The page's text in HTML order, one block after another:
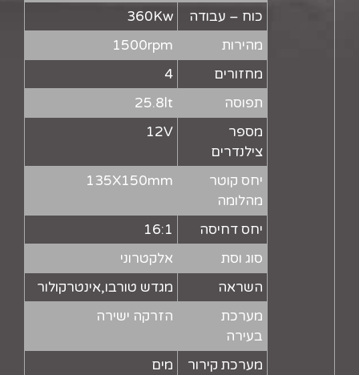
כוח – עבודה
360Kw
מהירות
1500rpm
מחזורים
4
תפוסה
25.8lt
מספר
צילנדרים
12V
יחס קוטר
מהלומה
135X150mm
יחס דחיסה
16:1
סוג וסת
אלקטרוני
השראה
מגדש טורבו,אינטרקולור
מערכת
בעירה
הזרקה ישירה
מערכת קירור
מים